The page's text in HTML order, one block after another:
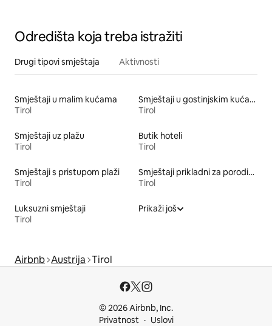
Odredišta koja treba istražiti
Drugi tipovi smještaja Aktivnosti
Smještaji u malim kućama
Tirol
Smještaji u gostinjskim kućama
Tirol
Smještaji uz plažu
Tirol
Butik hoteli
Tirol
Smještaji s pristupom plaži
Tirol
Smještaji prikladni za porodice
Tirol
Luksuzni smještaji
Tirol
Prikaži još
Airbnb Austrija Tirol
© 2026 Airbnb, Inc.
Privatnost
Uslovi